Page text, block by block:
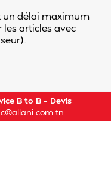
un délai maximum
articles avec
B to B – Devis